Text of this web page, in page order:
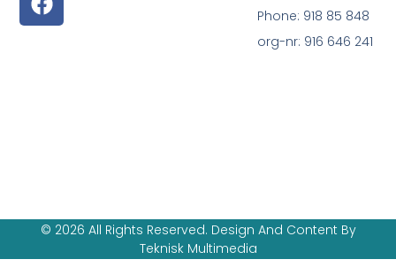
Phone: 918 85 848
org-nr: 916 646 241
© 2026 All Rights Reserved. Design And Content By
Teknisk Multimedia